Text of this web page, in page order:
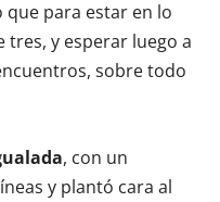
para estar en lo
tres, y esperar luego a
sobre todo
, con un
y plantó cara al